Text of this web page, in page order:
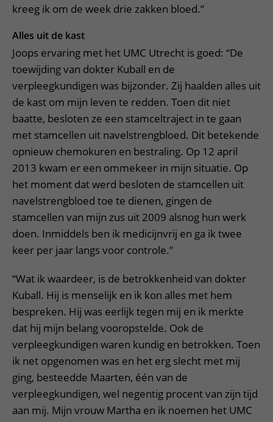
kreeg ik om de week drie zakken bloed.”
Alles uit de kast
Joops ervaring met het UMC Utrecht is goed: “De
toewijding van dokter Kuball en de
verpleegkundigen was bijzonder. Zij haalden alles uit
de kast om mijn leven te redden. Toen dit niet
baatte, besloten ze een stamceltraject in te gaan
met stamcellen uit navelstrengbloed. Dit betekende
opnieuw chemokuren en bestraling. Op 12 april
2013 kwam er een ommekeer in mijn situatie. Op
het moment dat werd besloten de stamcellen uit
navelstrengbloed toe te dienen, gingen de
stamcellen van mijn zus uit 2009 alsnog hun werk
doen. Inmiddels ben ik medicijnvrij en ga ik twee
keer per jaar langs voor controle.”
“Wat ik waardeer, is de betrokkenheid van dokter
Kuball. Hij is menselijk en ik kon alles met hem
bespreken. Hij was eerlijk tegen mij en ik merkte
dat hij mijn belang vooropstelde. Ook de
verpleegkundigen waren kundig en betrokken. Toen
ik net opgenomen was en het erg slecht met mij
ging, besteedde Maarten, één van de
verpleegkundigen, wel negentig procent van zijn tijd
aan mij. Mijn vrouw Martha en ik noemen het UMC